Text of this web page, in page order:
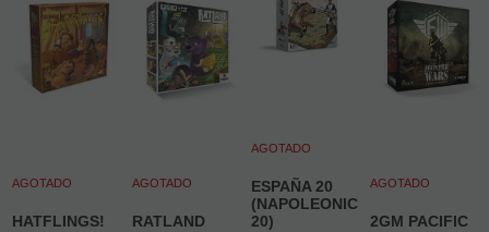
AGOTADO
HATFLINGS!
AGOTADO
RATLAND
AGOTADO
ESPAÑA 20
(NAPOLEONIC
20)
AGOTADO
2GM PACIFIC